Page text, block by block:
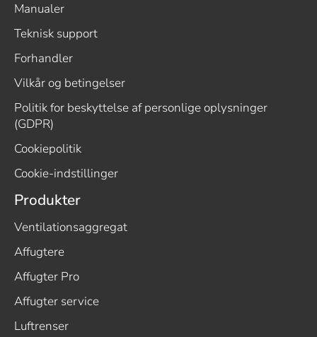
Manualer
Teknisk support
Forhandler
Vilkår og betingelser
Politik for beskyttelse af personlige oplysninger
(GDPR)
Cookiepolitik
Cookie-indstillinger
Produkter
Ventilationsaggregat
Affugtere
Affugter Pro
Affugter service
Luftrenser